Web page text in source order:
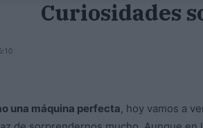
Curiosidades
una máquina perfecta, hoy vamos a